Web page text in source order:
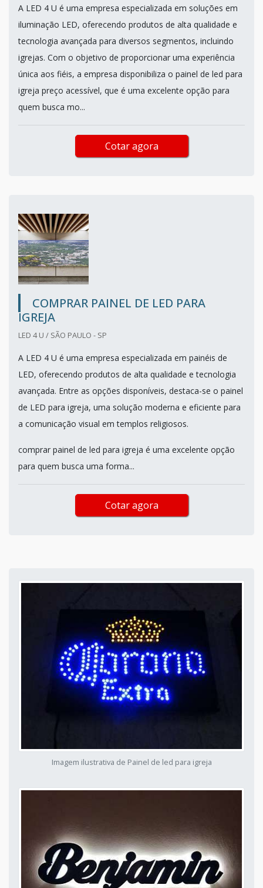
A LED 4 U é uma empresa especializada em soluções em
iluminação LED, oferecendo produtos de alta qualidade e
tecnologia avançada para diversos segmentos, incluindo
igrejas. Com o objetivo de proporcionar uma experiência
única aos fiéis, a empresa disponibiliza o painel de led para
igreja preço acessível, que é uma excelente opção para
quem busca mo...
Cotar agora
COMPRAR PAINEL DE LED PARA
IGREJA
LED 4 U / SÃO PAULO - SP
A LED 4 U é uma empresa especializada em painéis de
LED, oferecendo produtos de alta qualidade e tecnologia
avançada. Entre as opções disponíveis, destaca-se o painel
de LED para igreja, uma solução moderna e eficiente para
a comunicação visual em templos religiosos.
comprar painel de led para igreja é uma excelente opção
para quem busca uma forma...
Cotar agora
Imagem ilustrativa de Painel de led para igreja